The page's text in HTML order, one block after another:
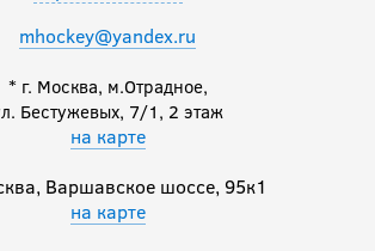
mhockey@yandex.ru
* г. Москва, м.Отрадное,
Бестужевых, 7/1, 2 этаж
на карте
Варшавское шоссе, 95к1
на карте